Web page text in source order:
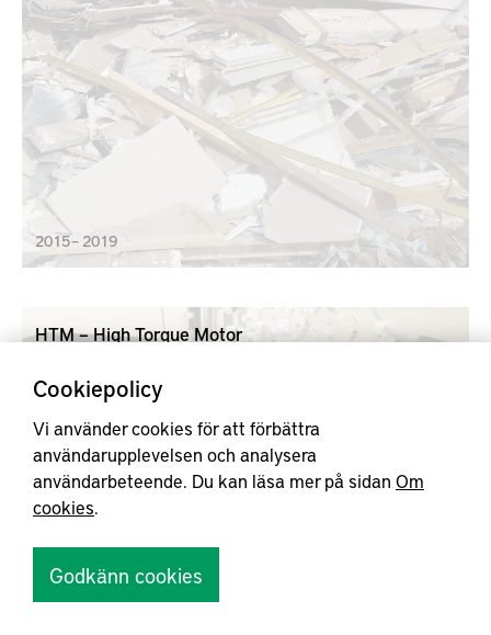
2015 – 2019
HTM – High Torque Motor
energieffektiva lösningar med mindre
koldioxidutsläpp. Syftet med HTM är att verifiera
Simplex Motion patenterade teknologi för
motorstyrning med den senaste teknikens
elektriska motorer med hög momenttäthet.
Cookiepolicy
Vi använder cookies för att förbättra
användarupplevelsen och analysera
användarbeteende. Du kan läsa mer på sidan Om
cookies.
Godkänn cookies